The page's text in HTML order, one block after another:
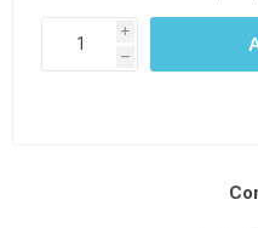
i
h